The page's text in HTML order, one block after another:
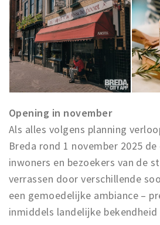
Opening in november
Als alles volgens planning
Breda rond 1 november 2025
inwoners en bezoekers van de
verrassen door verschillende
een gemoedelijke ambiance –
inmiddels landelijke